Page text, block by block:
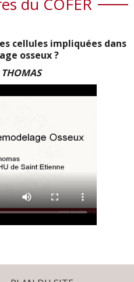
cellules impliquées dans
osseux ?